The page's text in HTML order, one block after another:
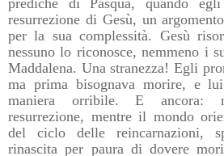
resurrezione di Gesù, un
per la sua complessità. Gesù
nessuno lo riconosce, nemmeno i
Maddalena. Una stranezza! Egli
ma prima bisognava morire, e
maniera orribile. E ancora:
resurrezione, mentre il mondo
del ciclo delle reincarnazioni,
rinascita per paura di dovere